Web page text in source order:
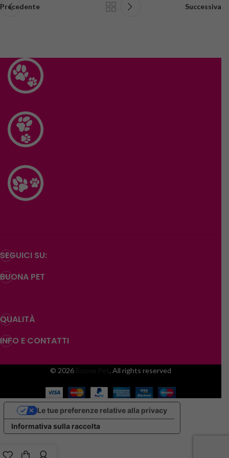
Precedente Successiva
SEGUICI SU:
BUONA PET
QUALITÀ
INFO E CONTATTI
© 2026 . All rights reserved
Informativa sulla raccolta
Le tue preferenze relative alla privacy